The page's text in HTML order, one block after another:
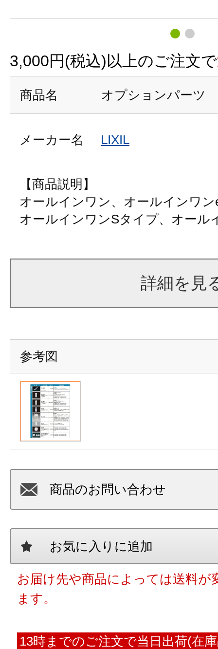
3,000円(税込)以上のご注文で
商品名 オプションパーツ
メーカー名 LIXIL
【商品説明】
オールインワン、オールインワ
オールインワンSタイプ、オール
詳細を見
参考図
商品のお問い合わせ
お気に入りに追加
お届け先や商品によっては送料が
ます。
13時までのご注文で当日出荷(在